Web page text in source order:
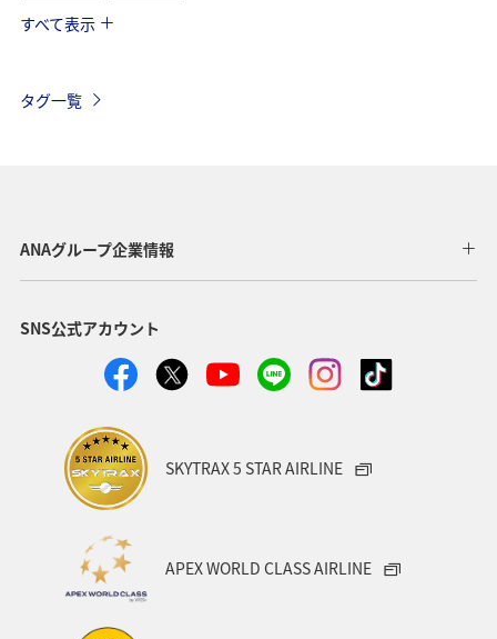
オーストリア
メキシコ オーストラリア 台湾 ミュンヘン
トルコ 韓国
オセアニア 秋 クリスマス 冬
すべて表示
タグ一覧
ANAグループ企業情報
SNS公式アカウント
SKYTRAX 5 STAR AIRLINE
APEX WORLD CLASS AIRLINE